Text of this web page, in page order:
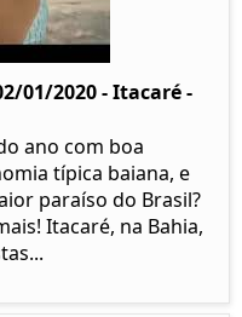
01/2020 - Itacaré -
ano com boa
típica baiana, e
paraíso do Brasil?
Itacaré, na Bahia,